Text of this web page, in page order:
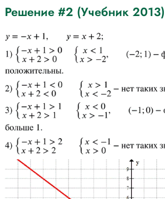
Решение #2 (Учебник 2013)